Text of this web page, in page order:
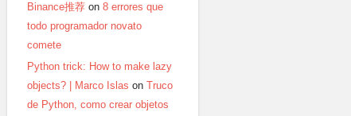
Binance推荐 on 8 errores que
todo programador novato
comete
Python trick: How to make lazy
objects? | Marco Islas on Truco
de Python, como crear objetos